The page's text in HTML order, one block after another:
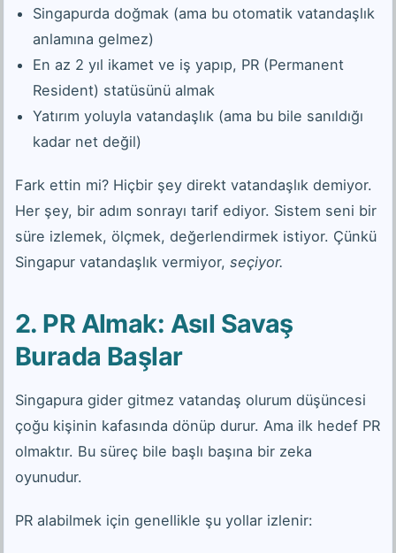
Singapurda doğmak (ama bu otomatik vatandaşlık
anlamına gelmez)
En az 2 yıl ikamet ve iş yapıp, PR (Permanent
Resident) statüsünü almak
Yatırım yoluyla vatandaşlık (ama bu bile sanıldığı
kadar net değil)
Fark ettin mi? Hiçbir şey direkt vatandaşlık demiyor.
Her şey, bir adım sonrayı tarif ediyor. Sistem seni bir
süre izlemek, ölçmek, değerlendirmek istiyor. Çünkü
Singapur vatandaşlık vermiyor, seçiyor.
2. PR Almak: Asıl Savaş
Burada Başlar
Singapura gider gitmez vatandaş olurum düşüncesi
çoğu kişinin kafasında dönüp durur. Ama ilk hedef PR
olmaktır. Bu süreç bile başlı başına bir zeka
oyunudur.
PR alabilmek için genellikle şu yollar izlenir: